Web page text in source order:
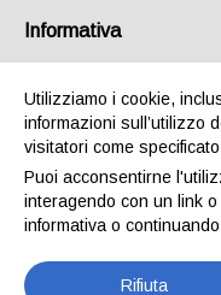
Informativa
Utilizziamo i cookie,
informazioni sull’utilizzo
visitatori come
Puoi acconsentirne
interagendo con un link
informativa o
Rifiuta